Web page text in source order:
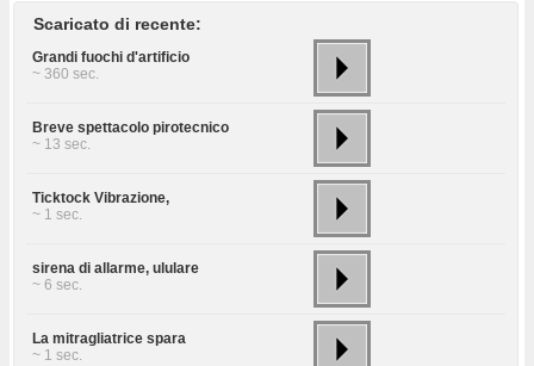
Scaricato di recente:
Grandi fuochi d'artificio
~ 360 sec.
Breve spettacolo pirotecnico
~ 13 sec.
Ticktock Vibrazione,
~ 1 sec.
sirena di allarme, ululare
~ 6 sec.
La mitragliatrice spara
~ 1 sec.